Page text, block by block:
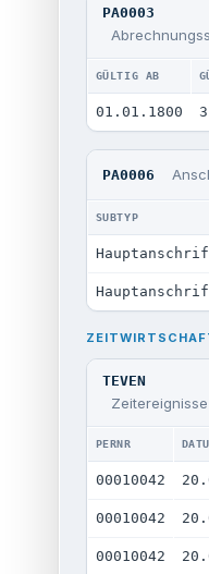
PA0003
GÜLTIG AB
01.01.1800
PA0006
SUBTYP
TEVEN
Zeitereignisse
PERNR
00010042
00010042
00010042